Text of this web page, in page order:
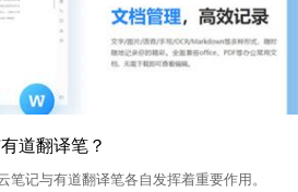
道翻译笔？
记与有道翻译笔各自发挥着重要作用。